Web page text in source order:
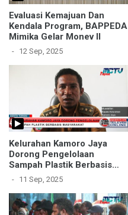
Evaluasi Kemajuan Dan
Kendala Program, BAPPEDA
Mimika Gelar Monev II
12 Sep, 2025
Kelurahan Kamoro Jaya
Dorong Pengelolaan
Sampah Plastik Berbasis
Masyarakat
11 Sep, 2025